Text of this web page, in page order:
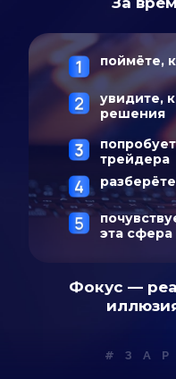
эта сфера
поймёте,
увидите,
решения
трейдера
Фокус —